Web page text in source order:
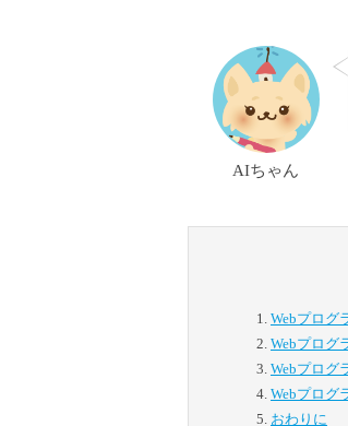
AIちゃん
Webプログ
Webプログ
Webプログ
Webプログ
おわりに